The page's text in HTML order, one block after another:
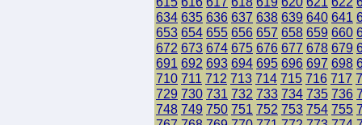
634 635 636 637 638 639 640 641
653 654 655 656 657 658 659 660
672 673 674 675 676 677 678 679
691 692 693 694 695 696 697 698
710 711 712 713 714 715 716 717
729 730 731 732 733 734 735 736
748 749 750 751 752 753 754 755